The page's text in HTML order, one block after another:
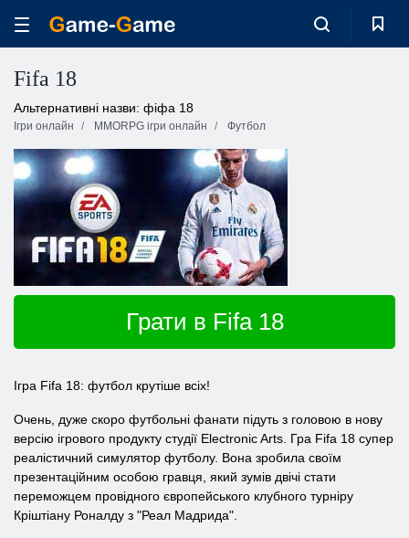
Fifa 18
Альтернативні назви: фіфа 18
Ігри онлайн MMORPG ігри онлайн Футбол
Грати в Fifa 18
Ігра Fifa 18: футбол крутіше всіх!
Очень, дуже скоро футбольні фанати підуть з головою в нову
версію ігрового продукту студії Electronic Arts. Гра Fifa 18 супер
реалістичний симулятор футболу. Вона зробила своїм
презентаційним особою гравця, який зумів двічі стати
переможцем провідного європейського клубного турніру
Кріштіану Роналду з "Реал Мадрида".